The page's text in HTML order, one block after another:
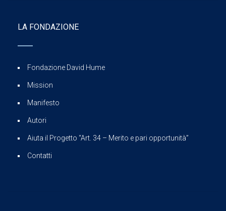
LA FONDAZIONE
Fondazione David Hume
Mission
Manifesto
Autori
Aiuta il Progetto “Art. 34 – Merito e pari opportunità”
Contatti